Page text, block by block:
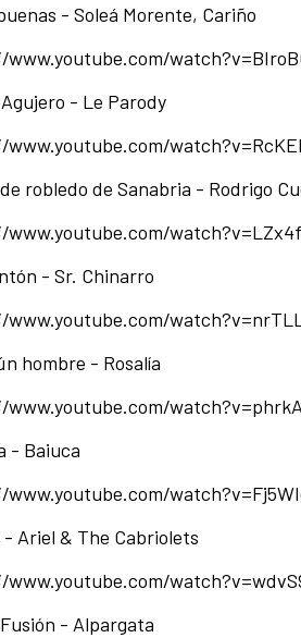
- Soleá Morente, Cariño
- Le Parody
robledo de Sanabria - Rodrigo
- Sr. Chinarro
hombre - Rosalía
- Baiuca
- Ariel & The Cabriolets
- Alpargata